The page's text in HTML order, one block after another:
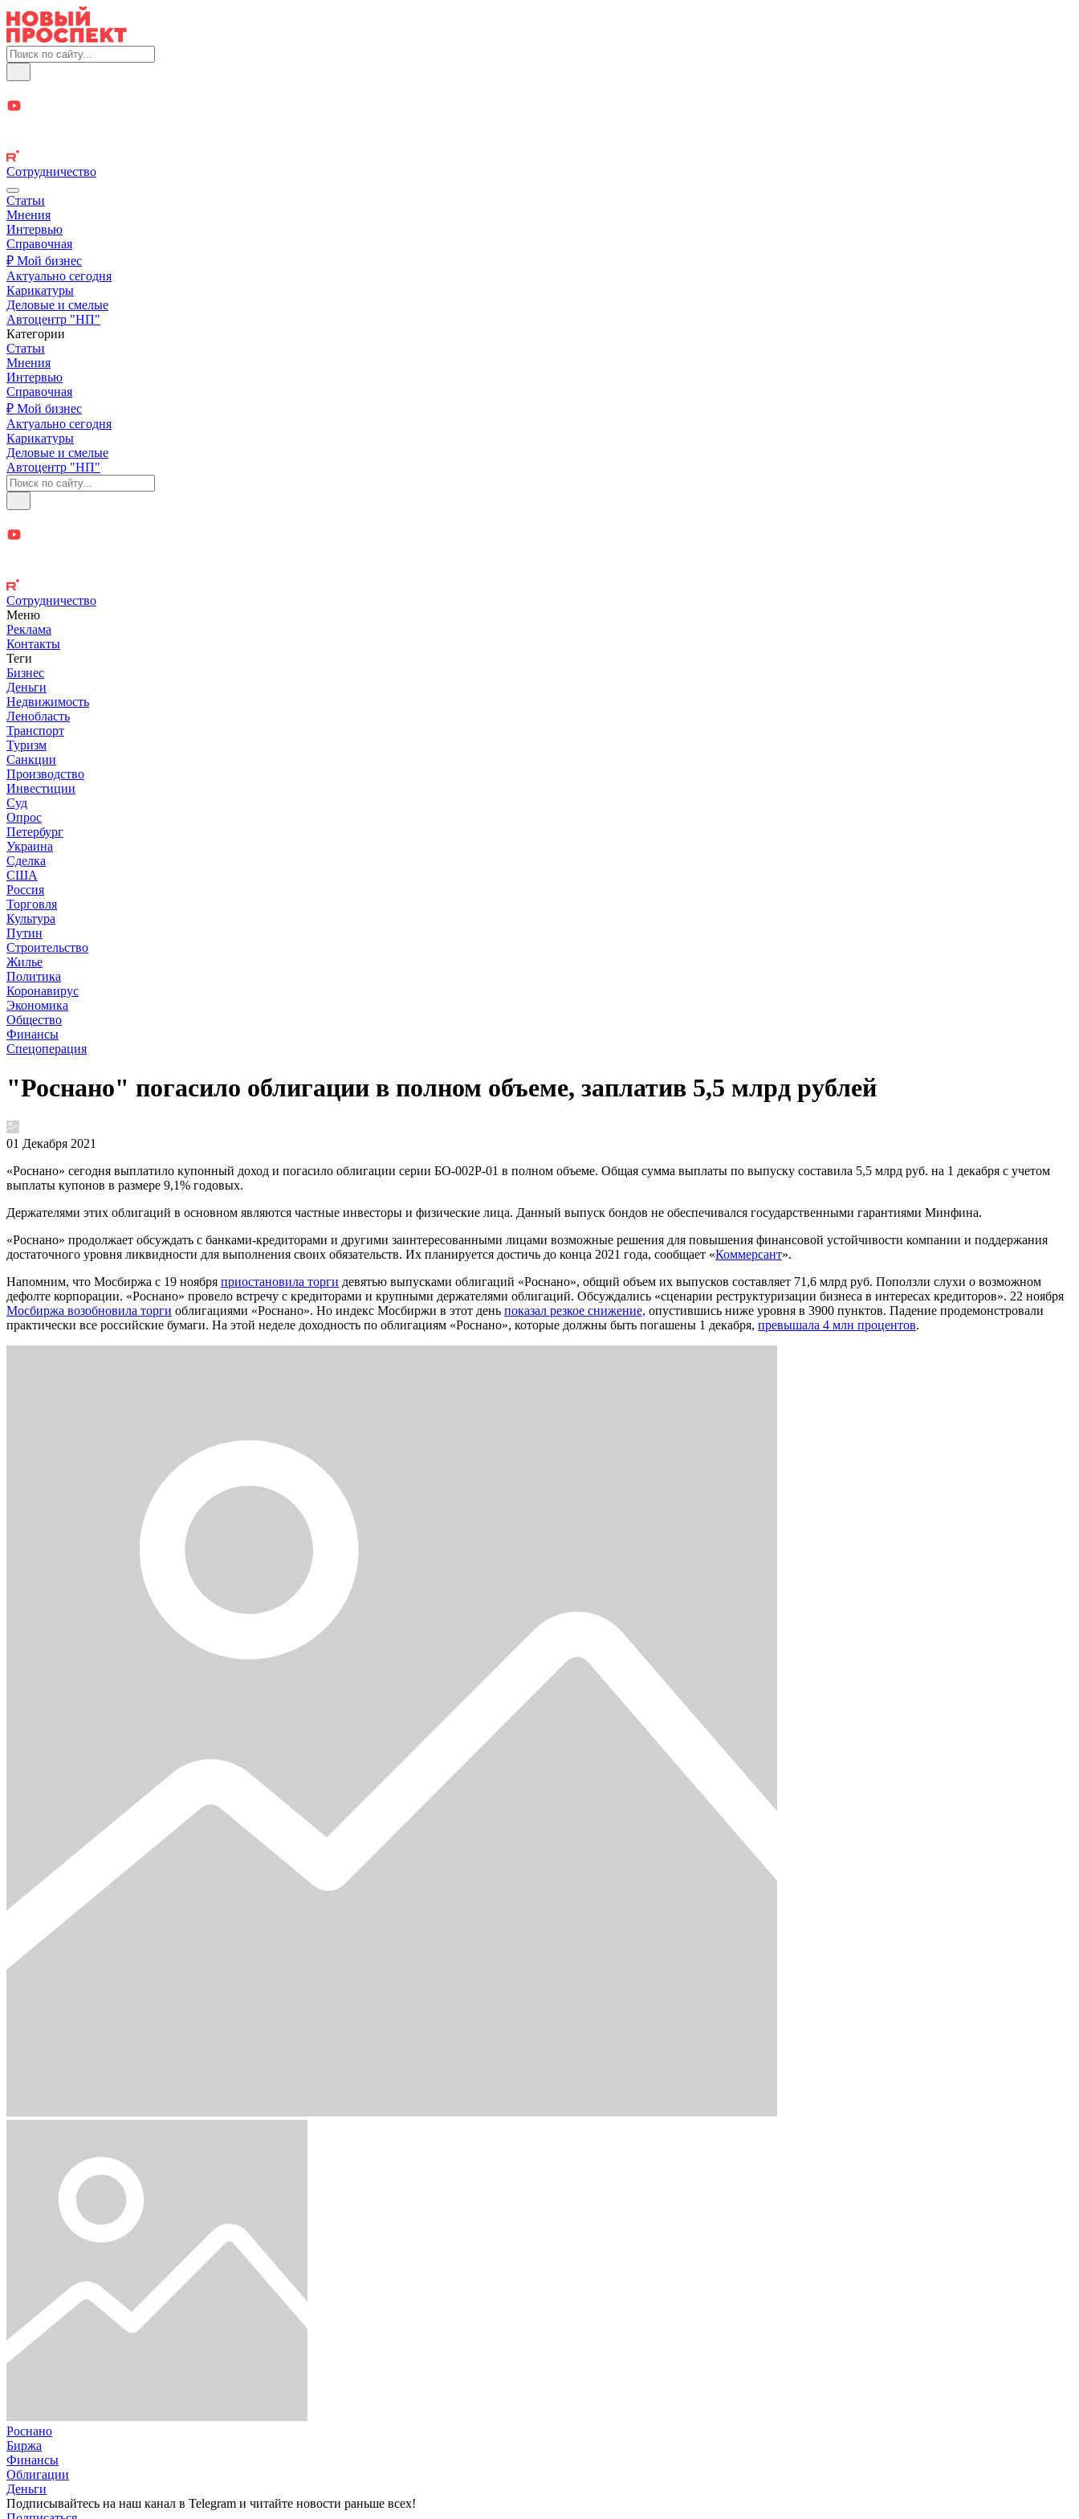
Сотрудничество
Статьи
Мнения
Интервью
Справочная
₽ Мой бизнес
Актуально сегодня
Карикатуры
Деловые и смелые
Автоцентр "НП"
Категории
Статьи
Мнения
Интервью
Справочная
₽ Мой бизнес
Актуально сегодня
Карикатуры
Деловые и смелые
Автоцентр "НП"
Сотрудничество
Меню
Реклама
Контакты
Теги
Бизнес
Деньги
Недвижимость
Ленобласть
Транспорт
Туризм
Санкции
Производство
Инвестиции
Суд
Опрос
Петербург
Украина
Сделка
США
Россия
Торговля
Культура
Путин
Строительство
Жилье
Политика
Коронавирус
Экономика
Общество
Финансы
Спецоперация
"Роснано" погасило облигации в полном объеме, заплатив 5,5 млрд рублей
01 Декабря 2021
«Роснано» сегодня выплатило купонный доход и погасило облигации серии БО-002Р-01 в полном объеме. Общая сумма выплаты по выпуску составила 5,5 млрд руб. на 1 декабря с учетом
выплаты купонов в размере 9,1% годовых.
Держателями этих облигаций в основном являются частные инвесторы и физические лица. Данный выпуск бондов не обеспечивался государственными гарантиями Минфина.
«Роснано» продолжает обсуждать с банками-кредиторами и другими заинтересованными лицами возможные решения для повышения финансовой устойчивости компании и поддержания
достаточного уровня ликвидности для выполнения своих обязательств. Их планируется достичь до конца 2021 года, сообщает «Коммерсант».
Напомним, что Мосбиржа с 19 ноября приостановила торги девятью выпусками облигаций «Роснано», общий объем их выпусков составляет 71,6 млрд руб. Поползли слухи о возможном
дефолте корпорации. «Роснано» провело встречу с кредиторами и крупными держателями облигаций. Обсуждались «сценарии реструктуризации бизнеса в интересах кредиторов». 22 ноября
Мосбиржа возобновила торги облигациями «Роснано». Но индекс Мосбиржи в этот день показал резкое снижение, опустившись ниже уровня в 3900 пунктов. Падение продемонстровали
практически все российские бумаги. На этой неделе доходность по облигациям «Роснано», которые должны быть погашены 1 декабря, превышала 4 млн процентов.
Роснано
Биржа
Финансы
Облигации
Деньги
Подписывайтесь на наш канал в Telegram и читайте новости раньше всех!